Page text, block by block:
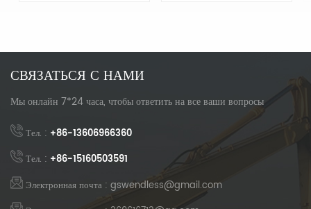
СВЯЗАТЬСЯ С НАМИ
Мы онлайн 7*24 часа, чтобы ответить на все ваши вопросы
Тел. : +86-13606966360
Тел. : +86-15160503591
Электронная почта : gswendless@gmail.com